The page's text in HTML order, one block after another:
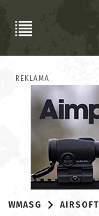
REKLAMA
WMASG AIRSOFT